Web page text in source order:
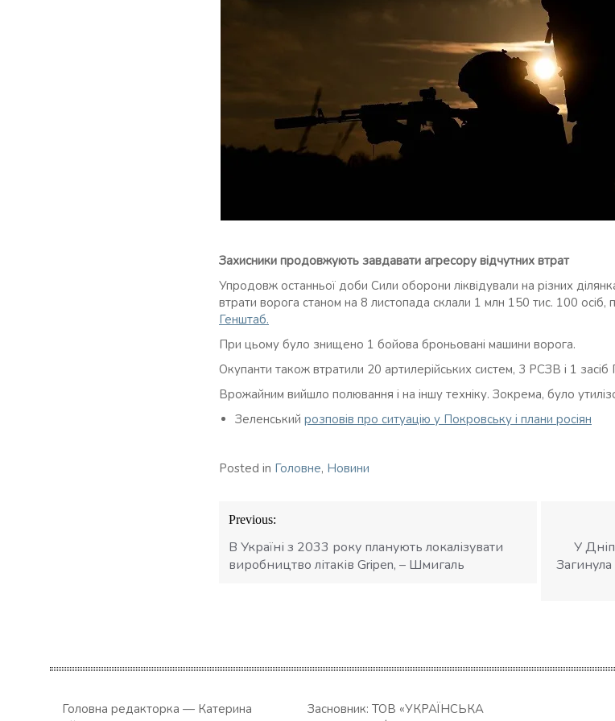
Захисники продовжують завдавати агресору відчутних втрат
Упродовж останньої доби Сили оборони ліквідували на різних
втрати ворога станом на 8 листопада склали 1 млн 150 тис. 100
Генштаб.
При цьому було знищено 1 бойова броньовані машини ворога.
Окупанти також втратили 20 артилерійських систем, 3 РСЗВ і 1
Врожайним вийшло полювання і на іншу техніку. Зокрема, було
Зеленський розповів про ситуацію у Покровську і плани росіян
Posted in Головне, Новини
Навігація
записів
Previous:
В Україні з 2033 року планують локалізувати
виробництво літаків Gripen, – Шмигаль
У
Головна редакторка — Катерина
Засновник: ТОВ «УКРАЇНСЬКА